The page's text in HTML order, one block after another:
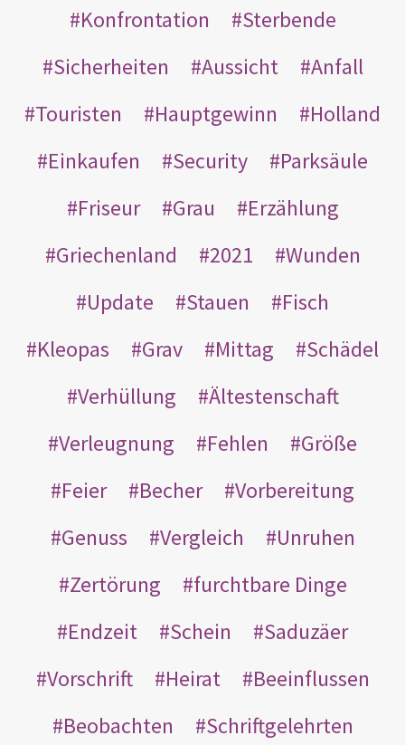
Konfrontation
Sterbende
Sicherheiten
Aussicht
Anfall
Touristen
Hauptgewinn
Holland
Einkaufen
Security
Parksäule
Friseur
Grau
Erzählung
Griechenland
2021
Wunden
Update
Stauen
Fisch
Kleopas
Grav Mittag
Schädel
Verhüllung
Ältestenschaft
Verleugnung
Fehlen
Größe
Feier
Becher
Vorbereitung
Genuss
Vergleich
Unruhen
Zertörung
furchtbare Dinge
Endzeit
Schein
Saduzäer
Vorschrift
Heirat
Beeinflussen
Beobachten
Schriftgelehrten